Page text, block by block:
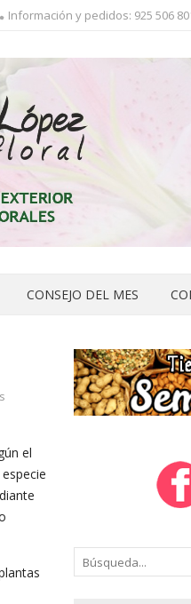
Información y pedidos: 925 506
CONSEJO DEL MES
el